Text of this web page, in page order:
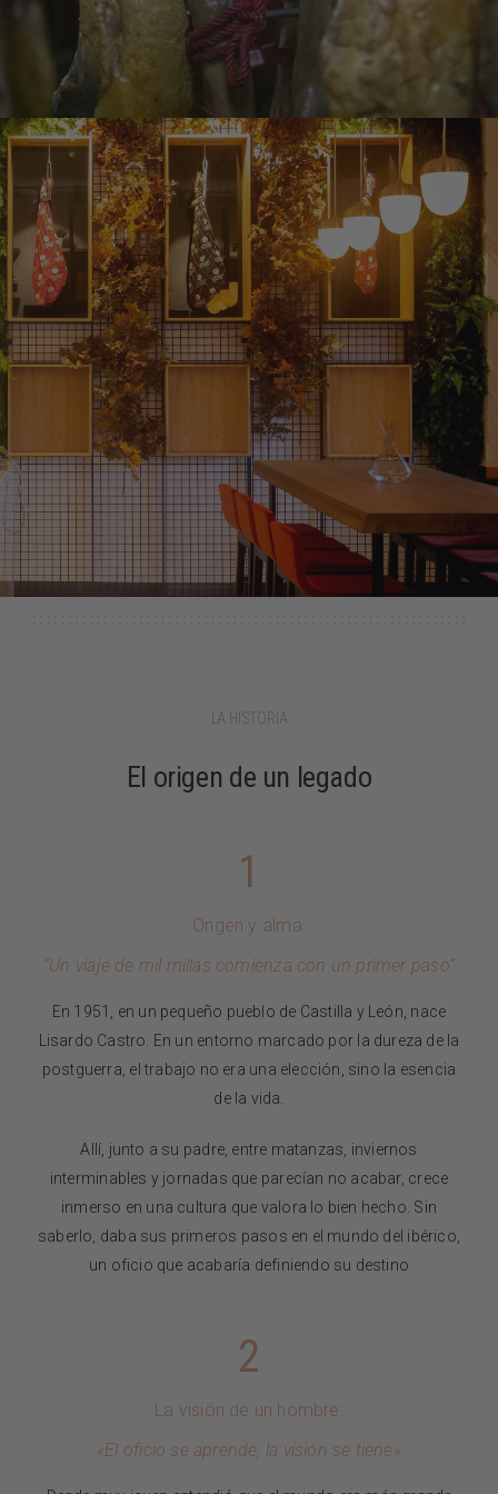
LA HISTORIA
El origen de un legado
1
Origen y alma:
“Un viaje de mil millas comienza con un primer paso”
En 1951, en un pequeño pueblo de Castilla y León, nace
Lisardo Castro. En un entorno marcado por la dureza de la
postguerra, el trabajo no era una elección, sino la esencia
de la vida.
Allí, junto a su padre, entre matanzas, inviernos
interminables y jornadas que parecían no acabar, crece
inmerso en una cultura que valora lo bien hecho. Sin
saberlo, daba sus primeros pasos en el mundo del ibérico,
un oficio que acabaría definiendo su destino
2
La visión de un hombre:
«El oficio se aprende, la visión se tiene»